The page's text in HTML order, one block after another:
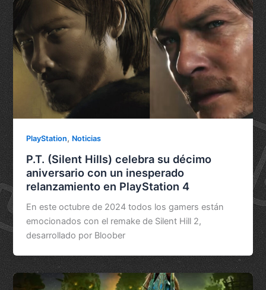
PlayStation, Noticias
P.T. (Silent Hills) celebra su décimo
aniversario con un inesperado
relanzamiento en PlayStation 4
En este octubre de 2024 todos los gamers están
emocionados con el remake de Silent Hill 2,
desarrollado por Bloober